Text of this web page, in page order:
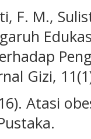
F. M.,
Gizi,
Atasi